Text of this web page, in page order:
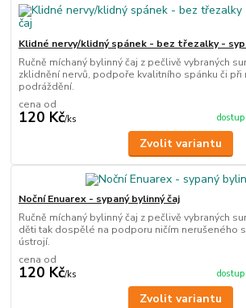
Klidné nervy/klidný spánek - bez třezalky -
Ručně míchaný bylinný čaj z pečlivě vybraných
zklidnění nervů, podpoře kvalitního spánku či při
podráždění.
cena od
120 Kč/ks
Zvolit variantu
Noční Enuarex - sypaný bylinný čaj
Ručně míchaný bylinný čaj z pečlivě vybraných
děti tak dospělé na podporu ničím nerušeného
ústrojí.
cena od
120 Kč/ks
Zvolit variantu